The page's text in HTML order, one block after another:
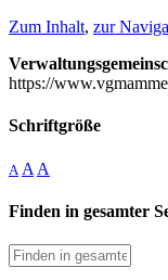
Zum Inhalt, zur
https://
Schriftgröße
A A A
Finden in gesamter